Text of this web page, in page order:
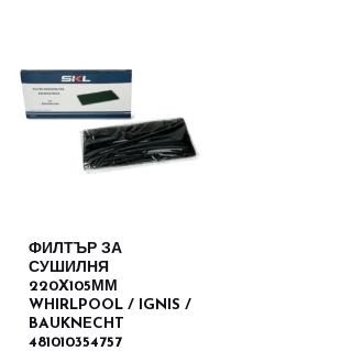
ФИЛТЪР ЗА
СУШИЛНЯ
220X105ММ
WHIRLPOOL / IGNIS /
BAUKNECHT
481010354757